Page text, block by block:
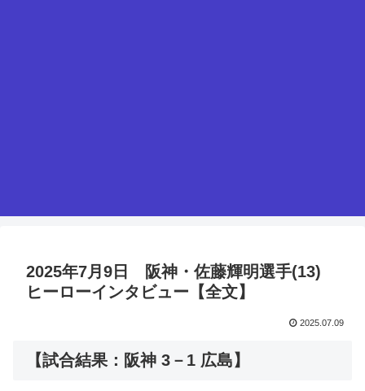
2025年7月9日 阪神・佐藤輝明選手(13)
ヒーローインタビュー【全文】
2025.07.09
【試合結果：阪神 3－1 広島】